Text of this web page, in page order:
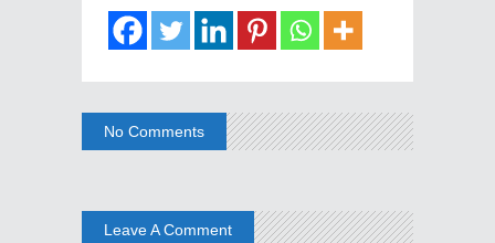
No Comments
Leave A Comment